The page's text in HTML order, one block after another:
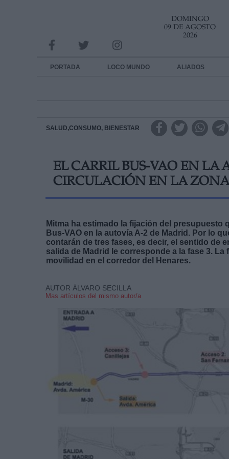
DOMINGO
09 DE AGOSTO
2026
PORTADA LOCO MUNDO ALIADOS
SALUD,CONSUMO, BIENESTAR
EL CARRIL BUS-VAO EN LA
CIRCULACIÓN EN LA
Mitma ha estimado la fijación del presupuesto
Bus-VAO en la autovía A-2 de Madrid. Por lo
contarán de tres fases, es decir, el sentido de
salida de Madrid le corresponde a la fase 3.
movilidad en el corredor del Henares.
AUTOR ÁLVARO SECILLA
Mas artículos del mismo autor/a
INFORMACION SOBRE LA PROTECCIÓN DE TUS DATOS
Responsable:
Destinatarios:
link
Información adicional
link